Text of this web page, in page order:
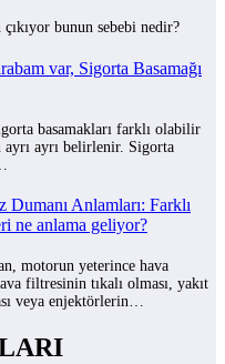
bunun sebebi nedir?
var, Sigorta Basamağı
basamakları farklı olabilir
ayrı belirlenir. Sigorta
Dumanı Anlamları: Farklı
ne anlama geliyor?
motorun yeterince hava
filtresinin tıkalı olması, yakıt
veya enjektörlerin…